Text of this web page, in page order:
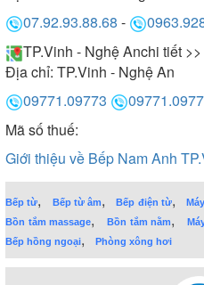
07.92.93.88.68 -
TP.Vinh - Nghệ Anchi tiết >>
Địa chỉ: TP.Vinh - Nghệ An
09771.09773
Mã số thuế:
Giới thiệu về Bếp Nam Anh
Bếp từ, Bếp từ âm,Bếp điện từ,
Bồn tắm massage,Bồn tắm nằm,
Bếp hồng ngoại, Phòng xông hơi